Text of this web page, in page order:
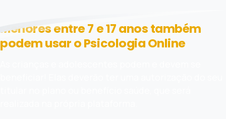
Menores entre 7 e 17 anos também
podem usar o Psicologia Online